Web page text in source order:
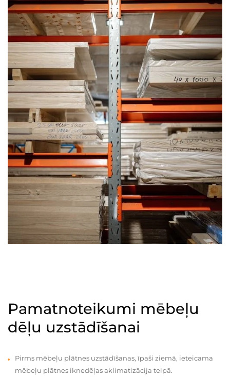
Pamatnoteikumi mēbeļu
dēļu uzstādīšanai
Pirms mēbeļu plātnes uzstādīšanas, īpaši ziemā, ieteicama
mēbeļu plātnes iknedēļas aklimatizācija telpā.